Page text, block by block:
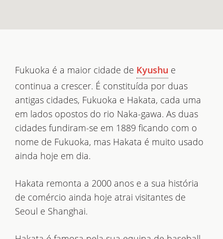
Fukuoka é a maior cidade de Kyushu e
continua a crescer. É constituída por duas
antigas cidades, Fukuoka e Hakata, cada uma
em lados opostos do rio Naka-gawa. As duas
cidades fundiram-se em 1889 ficando com o
nome de Fukuoka, mas Hakata é muito usado
ainda hoje em dia.
Hakata remonta a 2000 anos e a sua história
de comércio ainda hoje atrai visitantes de
Seoul e Shanghai.